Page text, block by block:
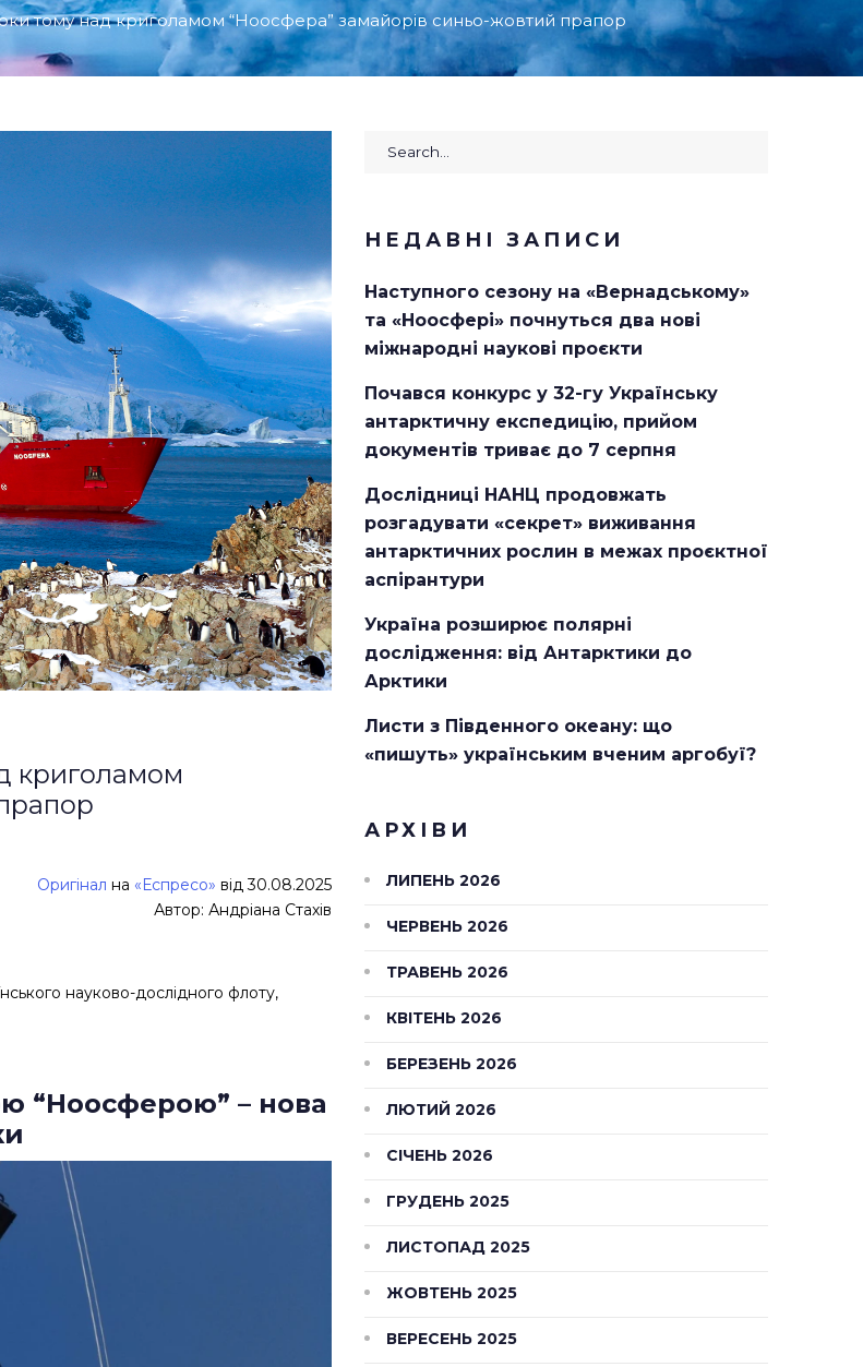
тому над криголамом “Ноосфера” замайорів синьо-жовтий прапор
криголамом
Оригінал на «Еспресо» від 30.08.2025
Автор: Андріана Стахів
науково-дослідного флоту,
“Ноосферою” – нова
Search
НЕДАВНІ ЗАПИСИ
Наступного сезону на «Вернадському»
та «Ноосфері» почнуться два нові
міжнародні наукові проєкти
Почався конкурс у 32-гу Українську
антарктичну експедицію, прийом
документів триває до 7 серпня
Дослідниці НАНЦ продовжать
розгадувати «секрет» виживання
антарктичних рослин в межах проєктної
аспірантури
Україна розширює полярні
дослідження: від Антарктики до
Арктики
Листи з Південного океану: що
«пишуть» українським вченим аргобуї?
АРХІВИ
ЛИПЕНЬ 2026
ЧЕРВЕНЬ 2026
ТРАВЕНЬ 2026
КВІТЕНЬ 2026
БЕРЕЗЕНЬ 2026
ЛЮТИЙ 2026
СІЧЕНЬ 2026
ГРУДЕНЬ 2025
ЛИСТОПАД 2025
ЖОВТЕНЬ 2025
ВЕРЕСЕНЬ 2025